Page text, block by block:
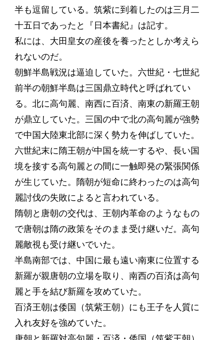
半も逗留している。筑紫に到着したのは三月二
十五日であったと『日本書紀』は記す。
私には、大田皇女の産後を養ったとしか考えら
れないのだ。
朝鮮半島戦況は逼迫していた。六世紀・七世紀
前半の朝鮮半島は三国鼎立時代と呼ばれてい
る。北に高句麗、南西に百済、南東の新羅王朝
が鼎立していた。三国の中で北の高句麗が強勢
で中国大陸東北部に深く勢力を伸ばしていた。
六世紀末に隋王朝が中国を統一するや、長い国
境を接する高句麗との間に一触即発の緊張関係
が生じていた。隋朝が短命に終わったのは高句
麗討伐の失敗によると言われている。
隋朝と唐朝の交代は、王朝内革命のようなもの
で唐朝は隋の政策をそのまま受け継いだ。高句
麗敵視も受け継いでいた。
半島南部では、中国に最も遠い南東に位置する
新羅が親唐朝の立場を取り、南西の百済は高句
麗と手を結び新羅を攻めていた。
百済王朝は倭国（筑紫王朝）にも王子を人質に
入れ友好を強めていた。